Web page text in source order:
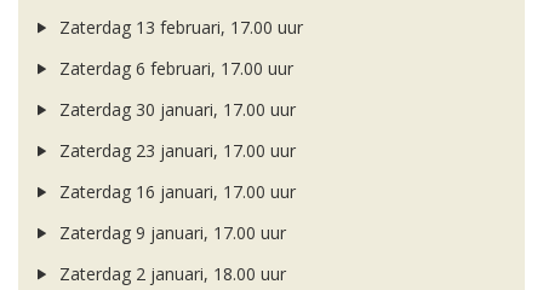
Zaterdag 13 februari, 17.00 uur
Zaterdag 6 februari, 17.00 uur
Zaterdag 30 januari, 17.00 uur
Zaterdag 23 januari, 17.00 uur
Zaterdag 16 januari, 17.00 uur
Zaterdag 9 januari, 17.00 uur
Zaterdag 2 januari, 18.00 uur